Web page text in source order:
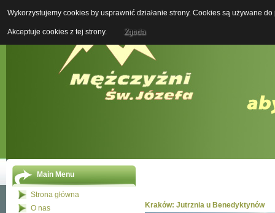
Boży
Main Menu
Strona główna
O nas
Kraków: Jutrznia u Benedyktynów
Wykorzystujemy cookies by usprawnić działanie strony. Cookies są używane
Akceptuje cookies z tej strony. Zgoda